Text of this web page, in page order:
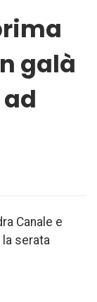
galà
Canale e
la serata